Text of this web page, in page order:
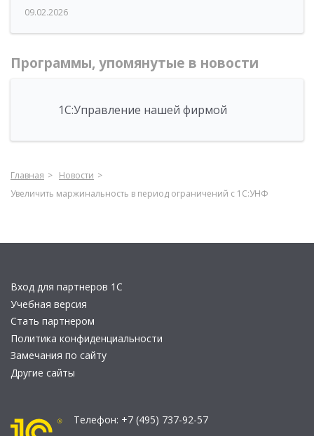
09.02.2026
Программы, упомянутые в новости
1С:Управление нашей фирмой
Главная
Новости
Увеличить маржинальность в период ограничений с 1С:УНФ
Вход для партнеров 1С
Учебная версия
Стать партнером
Политика конфиденциальности
Замечания по сайту
Другие сайты
Телефон: +7 (495) 737-92-57